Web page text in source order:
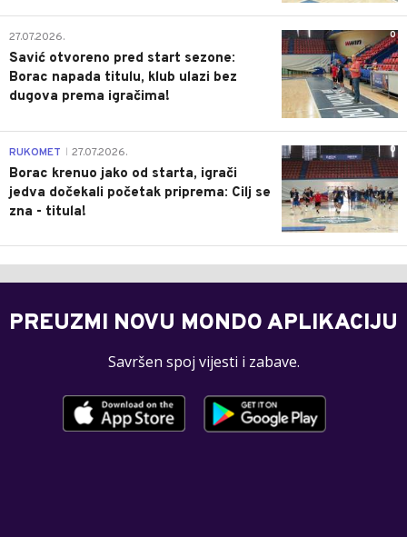
0
27.07.2026.
Savić otvoreno pred start sezone:
Borac napada titulu, klub ulazi bez
dugova prema igračima!
0
RUKOMET 27.07.2026.
Borac krenuo jako od starta, igrači
jedva dočekali početak priprema: Cilj se
zna - titula!
PREUZMI NOVU MONDO APLIKACIJU
Savršen spoj vijesti i zabave.